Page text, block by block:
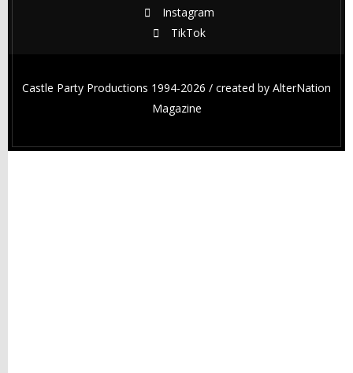
Instagram
TikTok
Castle Party Productions 1994-2026 / created by AlterNation
Magazine